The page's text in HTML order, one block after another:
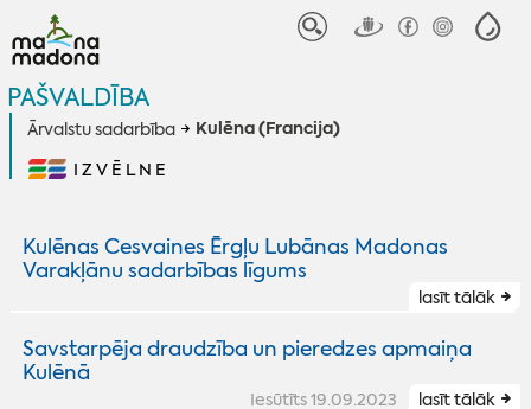
PAŠVALDĪBA
Ārvalstu sadarbība Kulēna (Francija)
IZVĒLNE
Kulēnas Cesvaines Ērgļu Lubānas Madonas
Varakļānu sadarbības līgums
lasīt tālāk
Savstarpēja draudzība un pieredzes apmaiņa
Kulēnā
Iesūtīts 19.09.2023 lasīt tālāk